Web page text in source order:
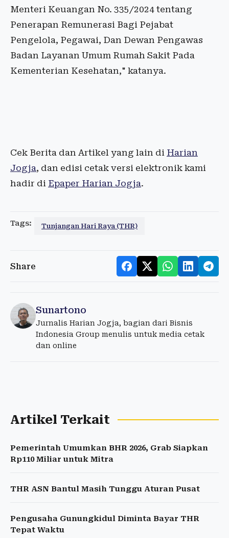
Menteri Keuangan No. 335/2024 tentang
Penerapan Remunerasi Bagi Pejabat
Pengelola, Pegawai, Dan Dewan Pengawas
Badan Layanan Umum Rumah Sakit Pada
Kementerian Kesehatan," katanya.
Cek Berita dan Artikel yang lain di Harian
Jogja, dan edisi cetak versi elektronik kami
hadir di Epaper Harian Jogja.
Tags: Tunjangan Hari Raya (THR)
Share
Sunartono
Jurnalis Harian Jogja, bagian dari Bisnis
Indonesia Group menulis untuk media cetak
dan online
Artikel Terkait
Pemerintah Umumkan BHR 2026, Grab Siapkan
Rp110 Miliar untuk Mitra
THR ASN Bantul Masih Tunggu Aturan Pusat
Pengusaha Gunungkidul Diminta Bayar THR
Tepat Waktu